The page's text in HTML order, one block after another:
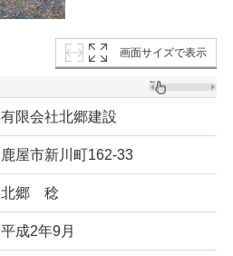
画面サイズで表示
有限会社北郷建設
鹿屋市新川町162-33
北郷 稔
平成2年9月